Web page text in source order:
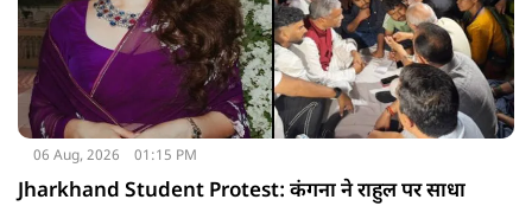
06 Aug, 2026 01:15 PM
Jharkhand Student Protest: कंगना ने राहुल पर साधा